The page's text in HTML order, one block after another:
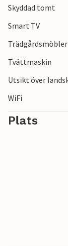
Skyddad tomt
Smart TV
Trädgårdsmöbler
Tvättmaskin
Utsikt över
WiFi
Plats